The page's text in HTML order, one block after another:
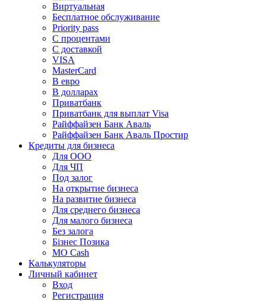
Виртуальная
Бесплатное обслуживание
Priority pass
С процентами
С доставкой
VISA
MasterCard
В евро
В долларах
Приватбанк
Приватбанк для выплат Visa
Райффайзен Банк Аваль
Райффайзен Банк Аваль Простир
Кредиты для бизнеса
Для ООО
Для ЧП
Под залог
На открытие бизнеса
На развитие бизнеса
Для среднего бизнеса
Для малого бизнеса
Без залога
Бізнес Позика
MO Cash
Калькуляторы
Личный кабинет
Вход
Регистрация